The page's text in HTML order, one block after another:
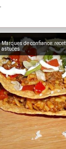
Marques de confiance:
astuces